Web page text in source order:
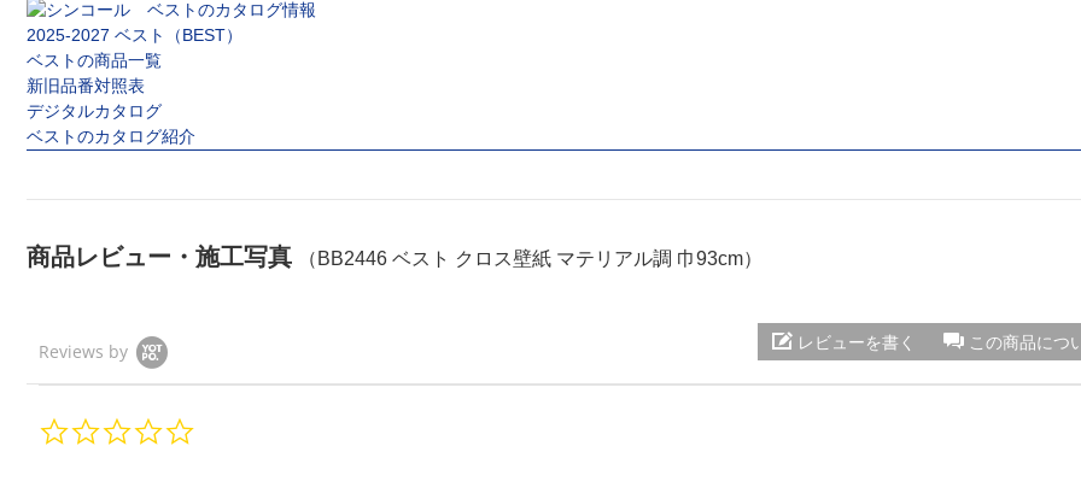
2025-2027 ベスト（BEST）
ベストの商品一覧
新旧品番対照表
デジタルカタログ
ベストのカタログ紹介
商品レビュー・施工写真 （BB2446 ベスト クロス壁紙 マテリアル調 巾93cm）
Reviews by この商品につ
レビューを書く